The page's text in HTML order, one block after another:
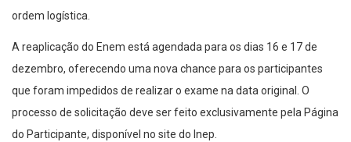
ordem logística.
A reaplicação do Enem está agendada para os dias 16 e 17 de
dezembro, oferecendo uma nova chance para os participantes
que foram impedidos de realizar o exame na data original. O
processo de solicitação deve ser feito exclusivamente pela Página
do Participante, disponível no site do Inep.